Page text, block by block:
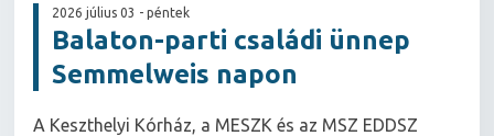
2026 július 03 - péntek
Balaton-parti családi ünnep
Semmelweis napon
A Keszthelyi Kórház, a MESZK és az MSZ EDDSZ